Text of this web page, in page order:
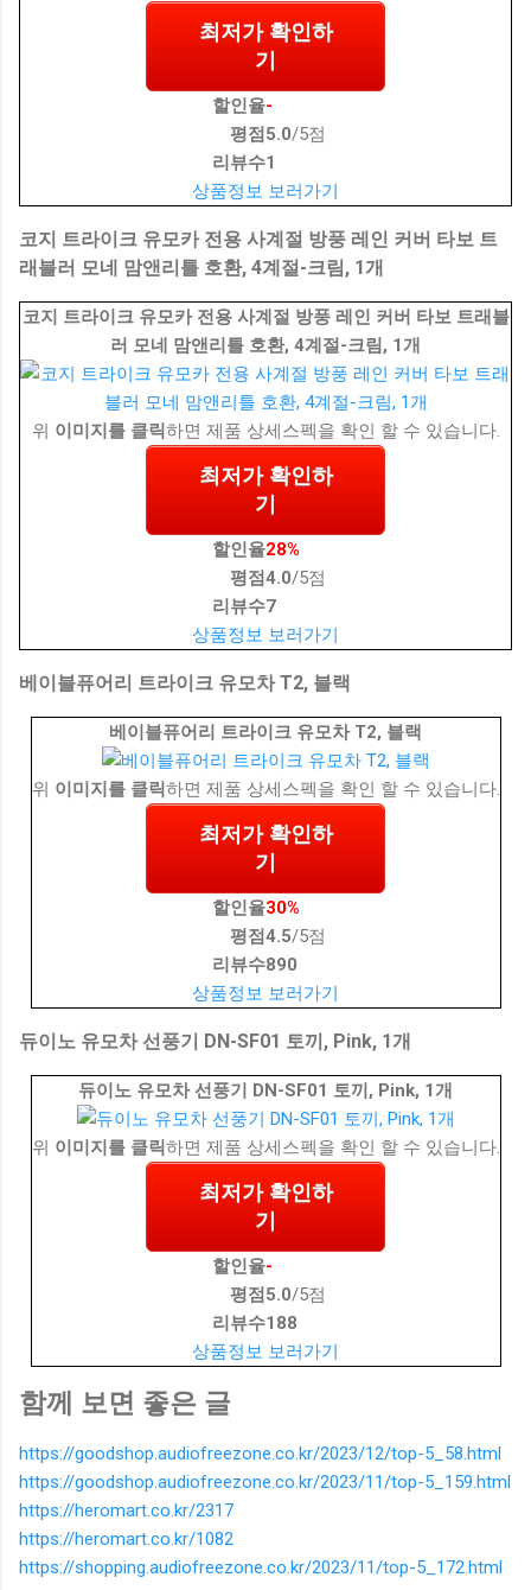
최저가 확인하
기
할인율-
평점 5.0/5점
리뷰수1
상품정보 보러가기
코지 트라이크 유모카 전용 사계절 방풍 레인 커버 타보 트
래블러 모네 맘앤리틀 호환, 4계절-크림, 1개
코지 트라이크 유모카 전용 사계절 방풍 레인 커버 타보 트래블
러 모네 맘앤리틀 호환, 4계절-크림, 1개
위 이미지를 클릭하면 제품 상세스펙을 확인 할 수 있습니다.
최저가 확인하
기
할인율28%
평점4.0/5점
리뷰수7
상품정보 보러가기
베이블퓨어리 트라이크 유모차 T2, 블랙
베이블퓨어리 트라이크 유모차 T2, 블랙
위 이미지를 클릭하면 제품 상세스펙을 확인 할 수 있습니다.
최저가 확인하
기
할인율30%
평점4.5/5점
리뷰수890
상품정보 보러가기
듀이노 유모차 선풍기 DN-SF01 토끼, Pink, 1개
듀이노 유모차 선풍기 DN-SF01 토끼, Pink, 1개
위 이미지를 클릭하면 제품 상세스펙을 확인 할 수 있습니다.
최저가 확인하
기
할인율-
평점 5.0/5점
리뷰수188
상품정보 보러가기
함께 보면 좋은 글
https://goodshop.audiofreezone.co.kr/2023/12/top-5_58.html
https://goodshop.audiofreezone.co.kr/2023/11/top-5_159.html
https://heromart.co.kr/2317
https://heromart.co.kr/1082
https://shopping.audiofreezone.co.kr/2023/11/top-5_172.html